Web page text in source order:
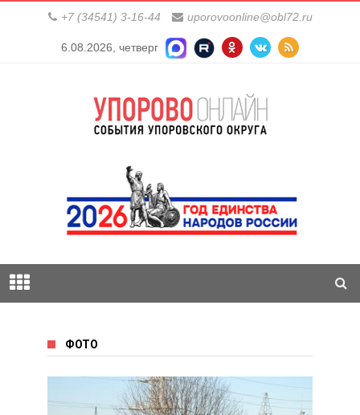
+7 (34541) 3-16-44 uporovoonline@obl72.ru
6.08.2026, четверг
ФОТО